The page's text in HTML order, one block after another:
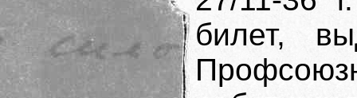
билет,